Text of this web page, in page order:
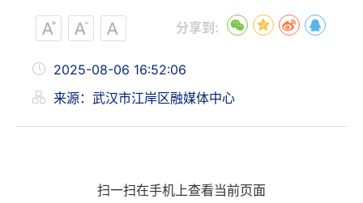
分享到:
2025-08-06 16:52:06
来源：武汉市江岸区融媒体中心
扫一扫在手机上查看当前页面